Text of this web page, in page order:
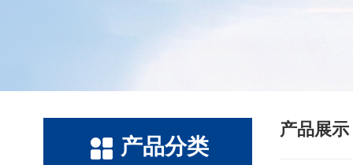
产品分类
产品展示